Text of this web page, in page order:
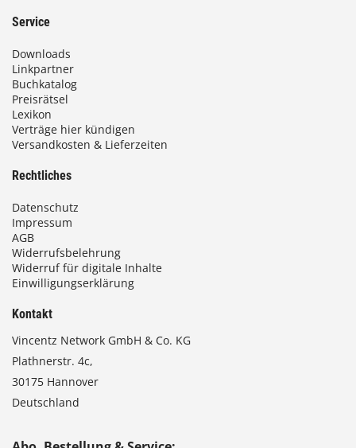
Service
Downloads
Linkpartner
Buchkatalog
Preisrätsel
Lexikon
Verträge hier kündigen
Versandkosten & Lieferzeiten
Rechtliches
Datenschutz
Impressum
AGB
Widerrufsbelehrung
Widerruf für digitale Inhalte
Einwilligungserklärung
Kontakt
Vincentz Network GmbH & Co. KG
Plathnerstr. 4c,
30175 Hannover
Deutschland